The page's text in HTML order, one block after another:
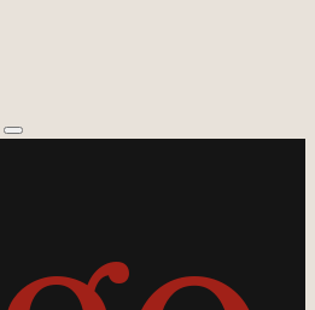
Search